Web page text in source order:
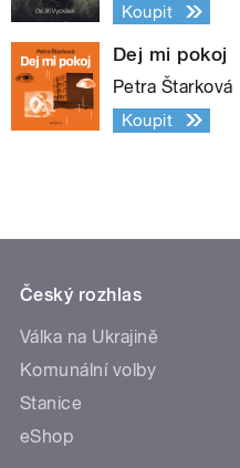
Koupit
Dej mi pokoj
Petra Štarková
Koupit
Český rozhlas
Válka na Ukrajině
Komunální volby
Stanice
eShop